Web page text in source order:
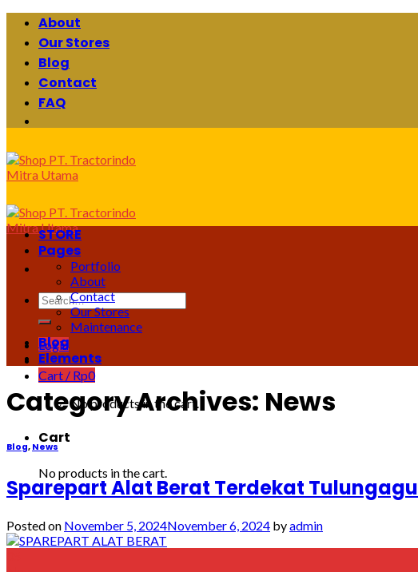
Skip
content
About
Our Stores
Blog
Contact
FAQ
Search
for:
Login
Cart / Rp0
No products in the cart.
Cart
No products in the cart.
STORE
Pages
Portfolio
About
Contact
Our Stores
Maintenance
Blog
Elements
Category Archives: News
Blog, News
Sparepart Alat Berat Terdekat
Posted on November 5, 2024November 6, 2024 byadmin